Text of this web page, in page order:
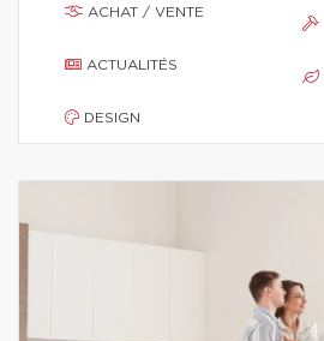
ACHAT / VENTE
ACTUALITÉS
DESIGN